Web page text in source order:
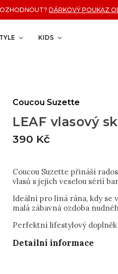
DÁRKOVÝ POUKAZ OD
KIDS
LEAF vlasový
390 Kč
Coucou Suzette přináší
vlasů s jejich veselou sérií
Ideální pro líná rána, kdy se
malá zábavná ozdoba
Perfektní lifestylový
Detailní informace
Coucou Suzette